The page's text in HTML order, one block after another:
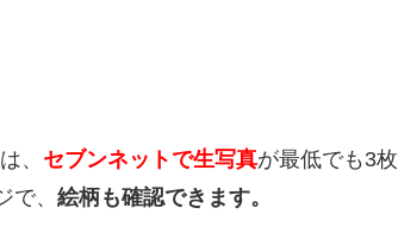
、 セブンネットで生写真が最低でも3枚
、 絵柄も確認できます。